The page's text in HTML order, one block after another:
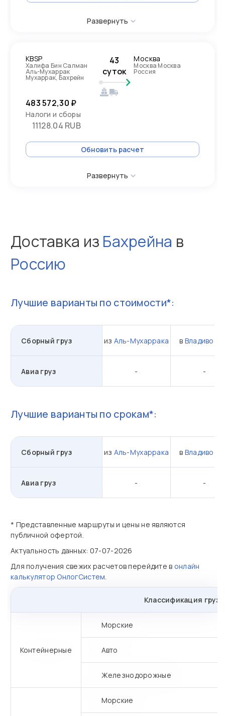
Развернуть
KBSP
Халифа Бин Салман
Аль-Мухаррак
Мухаррак, Бахрейн
43
суток
Москва
Москва Москва
Россия
483 572,30 ₽
Налоги и сборы
11128.04 RUB
Обновить расчет
Развернуть
Доставка из Бахрейна в
Россию
Лучшие варианты по стоимости*:
Сборный груз из Аль-Мухаррака в
Авиа груз - -
Лучшие варианты по срокам*:
Сборный груз из Аль-Мухаррака в
Авиа груз - -
* Представленные маршруты и цены не являются
публичной офертой.
Актуальность данных: 07-07-2026
Для получения свежих расчетов перейдите в онлайн
калькулятор ОнлогСистем.
Классификация
Контейнерные
Морские
Авто
Железнодорожные
Морские